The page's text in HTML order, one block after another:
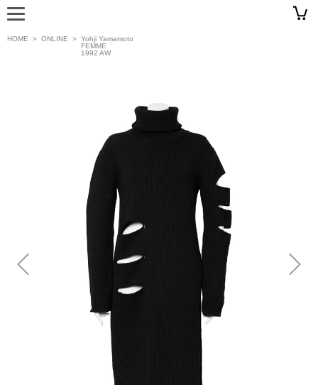
HOME > ONLINE > Yohji Yamamoto
FEMME
1992 AW